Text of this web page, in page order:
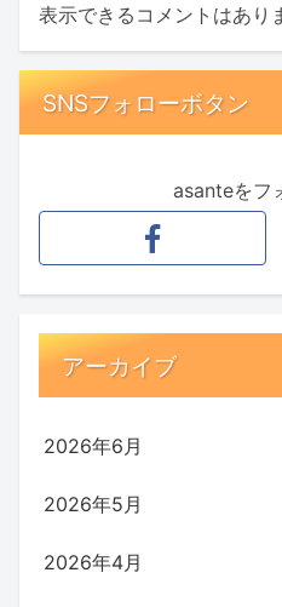
表示できるコメントはあり
SNSフォローボタン
asanteをフ
アーカイブ
2026年6月
2026年5月
2026年4月